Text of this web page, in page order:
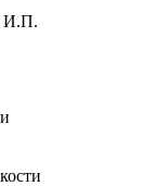
И.П.